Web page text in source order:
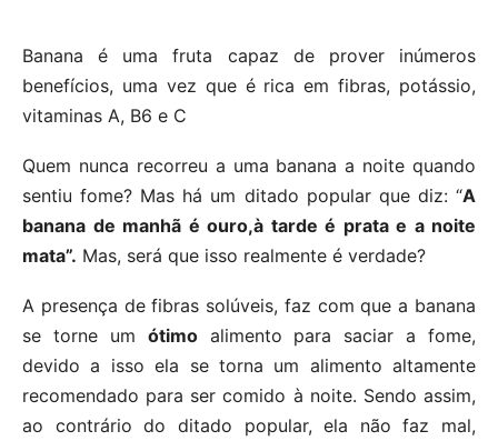
Banana é uma fruta capaz de prover inúmeros
benefícios, uma vez que é rica em fibras, potássio,
vitaminas A, B6 e C
Quem nunca recorreu a uma banana a noite quando
sentiu fome? Mas há um ditado popular que diz: “A
banana de manhã é ouro,à tarde é prata e a noite
mata”. Mas, será que isso realmente é verdade?
A presença de fibras solúveis, faz com que a banana
se torne um ótimoalimento para saciar a fome,
devido a isso ela se torna um alimento altamente
recomendado para ser comido à noite. Sendo assim,
ao contrário do ditado popular, ela não faz mal,